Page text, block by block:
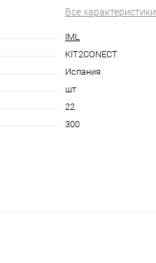
Все характеристики
IML
KIT2CONECT
Испания
шт
22
300